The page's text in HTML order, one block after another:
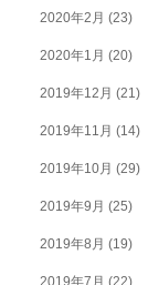
2020年2月 (23)
2020年1月 (20)
2019年12月 (21)
2019年11月 (14)
2019年10月 (29)
2019年9月 (25)
2019年8月 (19)
2019年7月 (22)